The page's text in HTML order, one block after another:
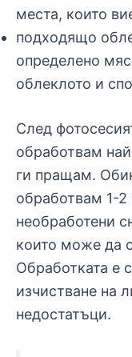
места, които
подходящо
определено
облеклото и
След
обработвам
ги пращам.
обработвам 1-
необработени
които може да
Обработката е
изчистване на
недостатъци.